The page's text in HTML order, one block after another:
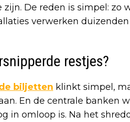
De reden is simpel: zo
verwerken
restjes?
biljetten klinkt simpel,
En de centrale banken
in omloop is. Na het